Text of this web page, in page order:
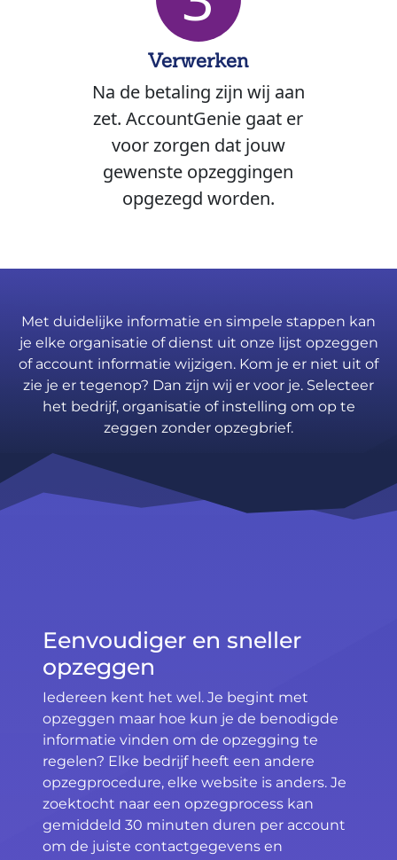
Verwerken
Na de betaling zijn wij aan
zet. AccountGenie gaat er
voor zorgen dat jouw
gewenste opzeggingen
opgezegd worden.
Met duidelijke informatie en simpele stappen kan
je elke organisatie of dienst uit onze lijst opzeggen
of account informatie wijzigen. Kom je er niet uit of
zie je er tegenop? Dan zijn wij er voor je. Selecteer
het bedrijf, organisatie of instelling om op te
zeggen zonder opzegbrief.
Eenvoudiger en sneller
opzeggen
Iedereen kent het wel. Je begint met
opzeggen maar hoe kun je de benodigde
informatie vinden om de opzegging te
regelen? Elke bedrijf heeft een andere
opzegprocedure, elke website is anders. Je
zoektocht naar een opzegprocess kan
gemiddeld 30 minuten duren per account
om de juiste contactgegevens en